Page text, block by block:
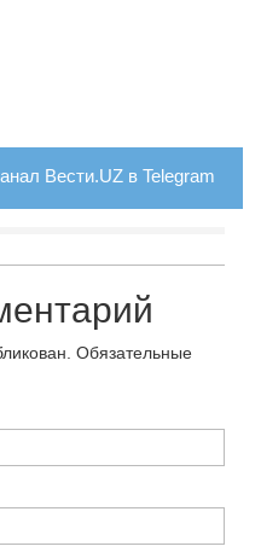
Вести.UZ в Telegram
Обязательные